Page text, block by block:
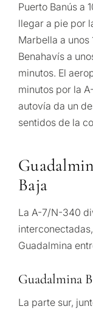
Puerto Banús a
llegar a pie por
Marbella a unos
Benahavís a
minutos. El
minutos por la
autovía da un
sentidos de la
Baja
La A-7/N-340
Guadalmina
Guadalmina
La parte sur,